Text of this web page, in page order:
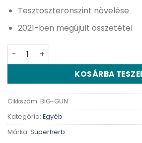
Tesztoszteronszint növelése
2021-ben megújult összetétel
Big Gun spermanövelő - 30 db
KOSÁRBA
Cikkszám: BIG-GUN
Kategória: Egyéb
Márka: Superherb